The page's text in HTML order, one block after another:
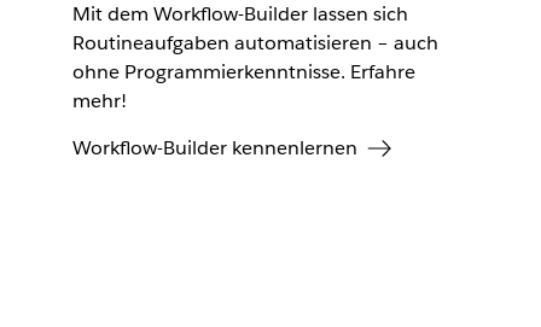
Mit dem Workflow-Builder lassen sich
Routineaufgaben automatisieren ­­– auch
ohne Programmierkenntnisse. Erfahre
mehr!
Workflow-Builder kennenlernen